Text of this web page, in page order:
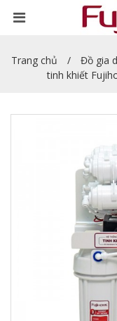
Trang chủ Đồ gia
tinh khiết